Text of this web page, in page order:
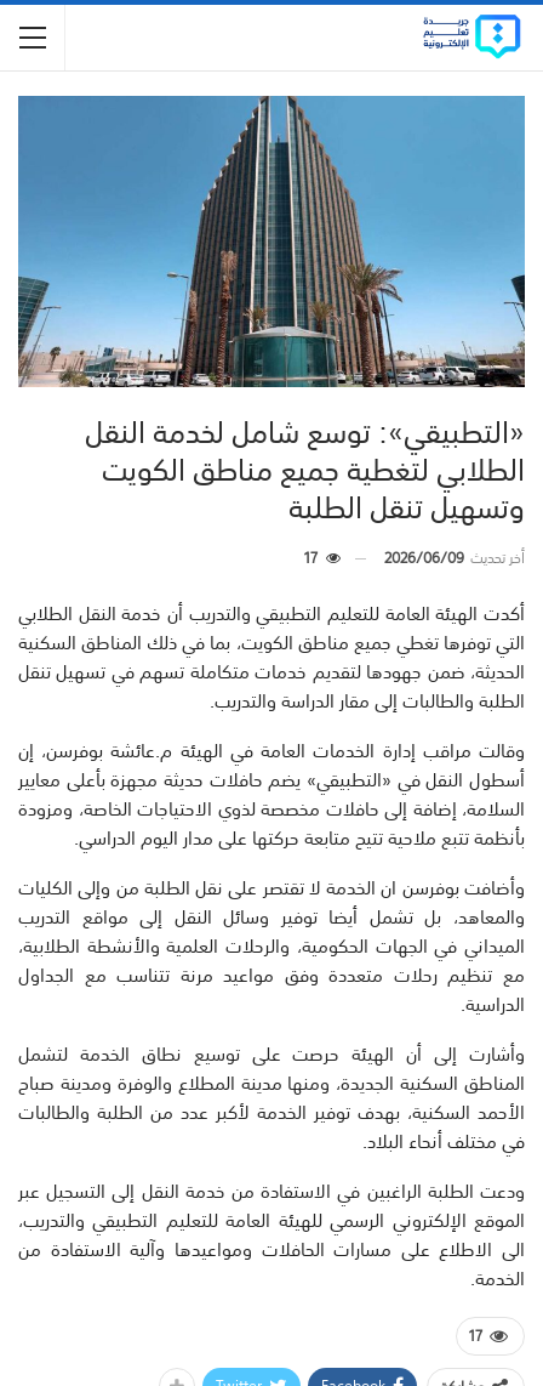
«التطبيقي»: توسع شامل لخدمة النقل
الطلابي لتغطية جميع مناطق الكويت
وتسهيل تنقل الطلبة
أخر تحديث2026/06/09
17
أكدت الهيئة العامة للتعليم التطبيقي والتدريب أن خدمة النقل الطلابي
التي توفرها تغطي جميع مناطق الكويت، بما في ذلك المناطق السكنية
الحديثة، ضمن جهودها لتقديم خدمات متكاملة تسهم في تسهيل تنقل
الطلبة والطالبات إلى مقار الدراسة والتدريب.
وقالت مراقب إدارة الخدمات العامة في الهيئة م.عائشة بوفرسن، إن
أسطول النقل في «التطبيقي» يضم حافلات حديثة مجهزة بأعلى معايير
السلامة، إضافة إلى حافلات مخصصة لذوي الاحتياجات الخاصة، ومزودة
بأنظمة تتبع ملاحية تتيح متابعة حركتها على مدار اليوم الدراسي.
وأضافت بوفرسن ان الخدمة لا تقتصر على نقل الطلبة من وإلى الكليات
والمعاهد، بل تشمل أيضا توفير وسائل النقل إلى مواقع التدريب
الميداني في الجهات الحكومية، والرحلات العلمية والأنشطة الطلابية،
مع تنظيم رحلات متعددة وفق مواعيد مرنة تتناسب مع الجداول
الدراسية.
وأشارت إلى أن الهيئة حرصت على توسيع نطاق الخدمة لتشمل
المناطق السكنية الجديدة، ومنها مدينة المطلاع والوفرة ومدينة صباح
الأحمد السكنية، بهدف توفير الخدمة لأكبر عدد من الطلبة والطالبات
في مختلف أنحاء البلاد.
ودعت الطلبة الراغبين في الاستفادة من خدمة النقل إلى التسجيل عبر
الموقع الإلكتروني الرسمي للهيئة العامة للتعليم التطبيقي والتدريب،
الى الاطلاع على مسارات الحافلات ومواعيدها وآلية الاستفادة من
الخدمة.
17